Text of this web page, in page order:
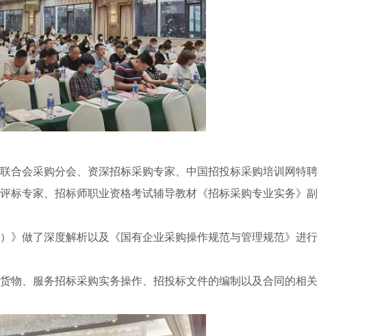
合会采购分会、资深招标采购专家、中国招投标采购培训网特聘
标专家、招标师职业资格考试辅导教材《招标采购专业实务》副
》做了深度解析以及《国有企业采购操作规范与管理规范》进行
物、服务招标采购实务操作、招投标文件的编制以及合同的相关